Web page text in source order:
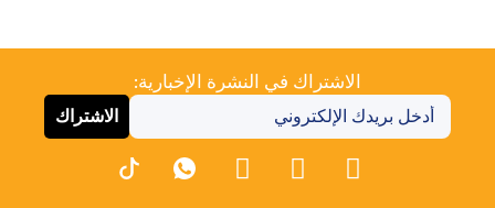
الاشتراك في النشرة الإخبارية:
الاشتراك